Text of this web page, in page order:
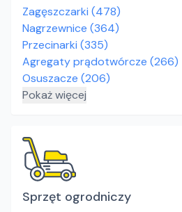
Zagęszczarki (478)
Nagrzewnice (364)
Przecinarki (335)
Agregaty prądotwórcze (266)
Osuszacze (206)
Pokaż więcej
Sprzęt ogrodniczy